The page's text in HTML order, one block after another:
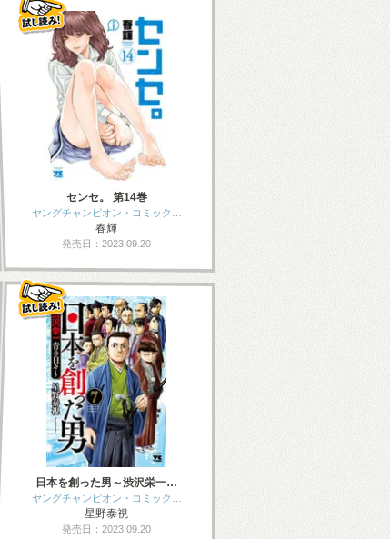
センセ。 第14巻
ヤングチャンピオン・コミック…
春輝
発売日：2023.09.20
日本を創った男～渋沢栄一…
ヤングチャンピオン・コミック…
星野泰視
発売日：2023.09.20